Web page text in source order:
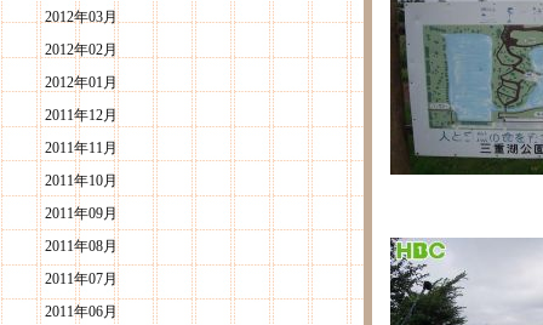
2012年03月
2012年02月
2012年01月
2011年12月
2011年11月
2011年10月
2011年09月
2011年08月
2011年07月
2011年06月